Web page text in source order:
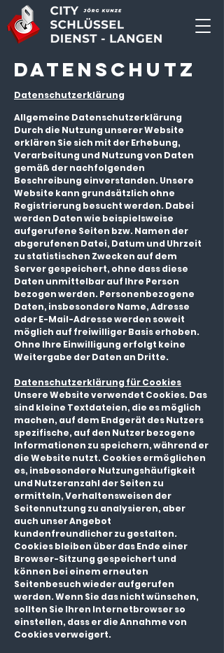
Datenschutz
Datenschutzerklärung
Allgemeine Datenschutzerklärung
Durch die Nutzung unserer Website
erklären Sie sich mit der Erhebung,
Verarbeitung und Nutzung von Daten
gemäß der nachfolgenden
Beschreibung einverstanden. Unsere
Website kann grundsätzlich ohne
Registrierung besucht werden. Dabei
werden Daten wie beispielsweise
aufgerufene Seiten bzw. Namen der
abgerufenen Datei, Datum und Uhrzeit
zu statistischen Zwecken auf dem
Server gespeichert, ohne dass diese
Daten unmittelbar auf Ihre Person
bezogen werden. Personenbezogene
Daten, insbesondere Name, Adresse
oder E-Mail-Adresse werden soweit
möglich auf freiwilliger Basis erhoben.
Ohne Ihre Einwilligung erfolgt keine
Weitergabe der Daten an Dritte.
Datenschutzerklärung für Cookies
Unsere Website verwendet Cookies. Das
sind kleine Textdateien, die es möglich
machen, auf dem Endgerät des Nutzers
spezifische, auf den Nutzer bezogene
Informationen zu speichern, während er
die Website nutzt. Cookies ermöglichen
es, insbesondere Nutzungshäufigkeit
und Nutzeranzahl der Seiten zu
ermitteln, Verhaltensweisen der
Seitennutzung zu analysieren, aber
auch unser Angebot
kundenfreundlicher zu gestalten.
Cookies bleiben über das Ende einer
Browser-Sitzung gespeichert und
können bei einem erneuten
Seitenbesuch wieder aufgerufen
werden. Wenn Sie das nicht wünschen,
sollten Sie Ihren Internetbrowser so
einstellen, dass er die Annahme von
Cookies verweigert.